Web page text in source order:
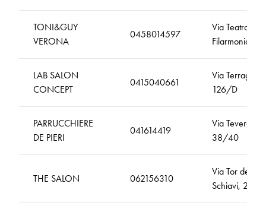
TONI&GUY
VERONA
0458014597
Via Teatro
Filarmonico, 3
LAB SALON
CONCEPT
0415040661
Via Terraglio,
126/D
PARRUCCHIERE
DE PIERI
041614419
Via Tevere,
38/40
THE SALON 062156310
Via Tor de'
Schiavi, 271